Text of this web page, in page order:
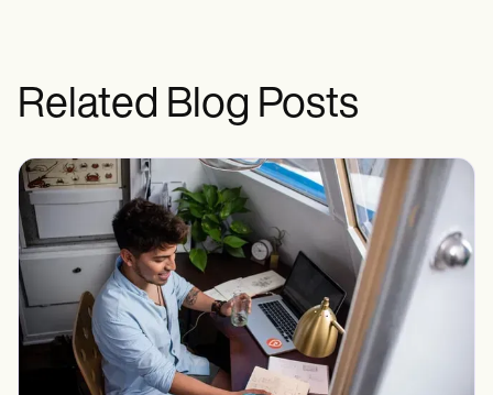
Related Blog Posts